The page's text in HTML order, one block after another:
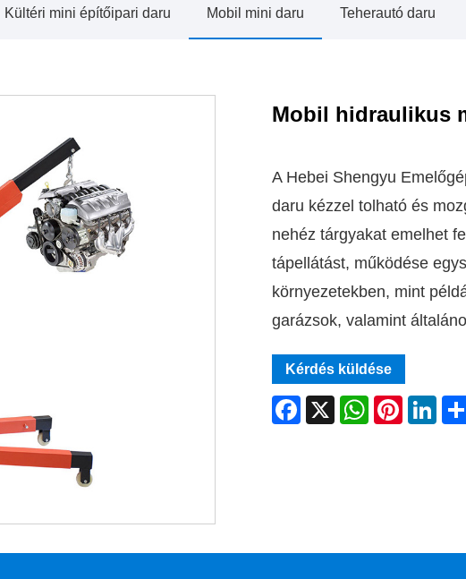
Kültéri mini építőipari daru Mobil mini daru Teherautó daru
Mobil hidraulikus
A Hebei Shengyu
daru kézzel tolható és
nehéz tárgyakat emelhet
tápellátást, működése
környezetekben, mint
garázsok, valamint
Kérdés küldése
Facebook
X WhatsAppPinterest